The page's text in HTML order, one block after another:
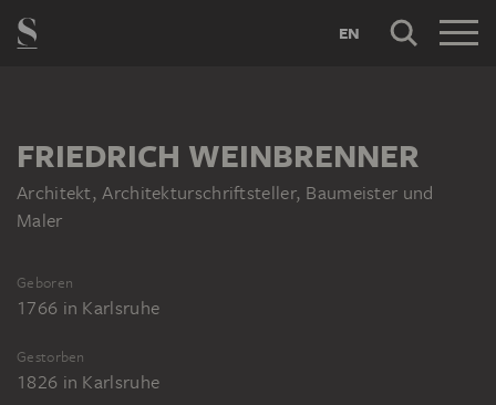
EN
FRIEDRICH WEINBRENNER
Architekt, Architekturschriftsteller, Baumeister und
Maler
Geboren
1766 in Karlsruhe
Gestorben
1826 in Karlsruhe